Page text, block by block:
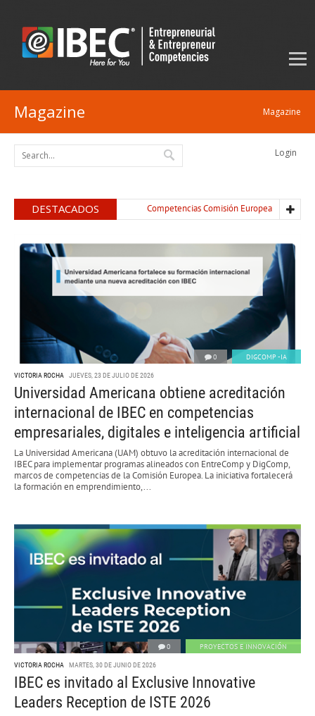
Magazine Magazine
Login
DESTACADOS Competencias Comisión Europea
0 DIGCOMP -IA
VICTORIA ROCHA JUEVES, 23 DE JULIO DE 2026
Universidad Americana obtiene acreditación
internacional de IBEC en competencias
empresariales, digitales e inteligencia artificial
La Universidad Americana (UAM) obtuvo la acreditación internacional de
IBEC para implementar programas alineados con EntreComp y DigComp,
marcos de competencias de la Comisión Europea. La iniciativa fortalecerá
la formación en emprendimiento,...
0 PROYECTOS E INNOVACIÓN
VICTORIA ROCHA MARTES, 30 DE JUNIO DE 2026
IBEC es invitado al Exclusive Innovative
Leaders Reception de ISTE 2026